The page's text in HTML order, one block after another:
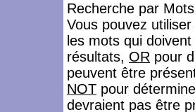
Recherche par
Vous pouvez utiliser
les mots qui
résultats, OR pour
peuvent être
NOT pour
devraient pas être